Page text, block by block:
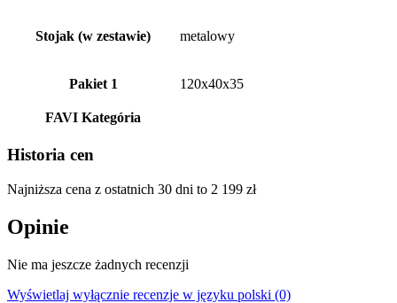
Stojak (w zestawie) metalowy
Pakiet 1 120x40x35
FAVI Kategória
Historia cen
Najniższa cena z ostatnich 30 dni to 2 199 zł
Opinie
Nie ma jeszcze żadnych recenzji
Wyświetlaj wyłącznie recenzje w języku polski (0)